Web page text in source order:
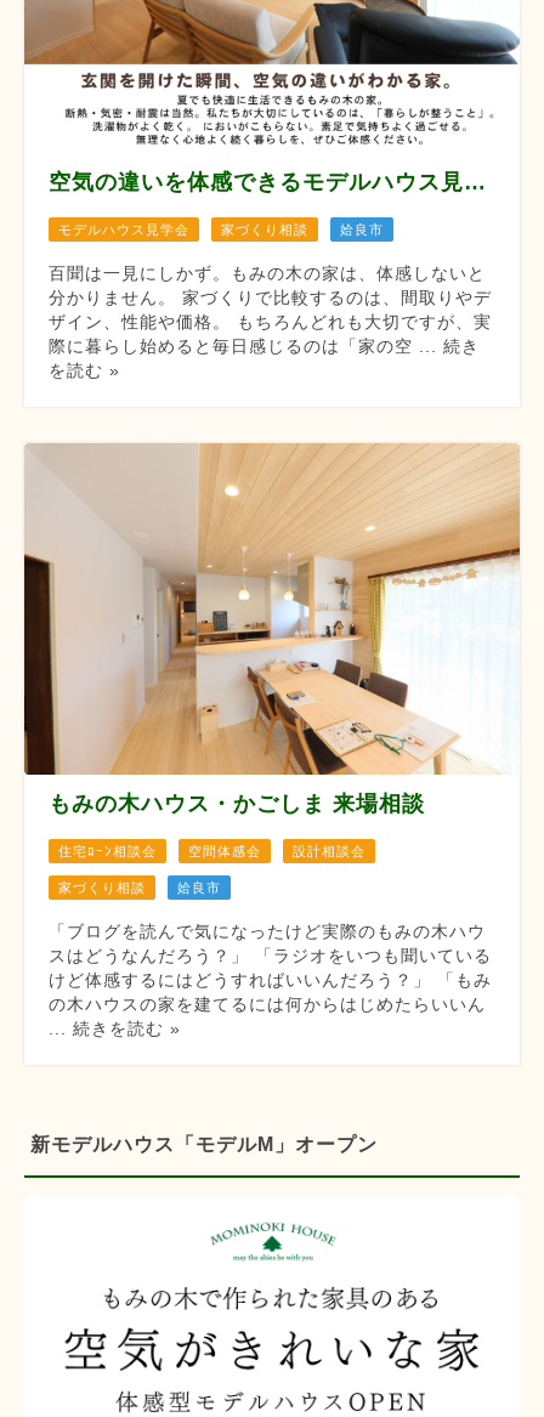
空気の違いを体感できるモデルハウス見学会 【8月12/13/14/22/23/29/30】
モデルハウス見学会 家づくり相談 姶良市
百聞は一見にしかず。もみの木の家は、体感しないと
分かりません。 家づくりで比較するのは、間取りやデ
ザイン、性能や価格。 もちろんどれも大切ですが、実
際に暮らし始めると毎日感じるのは「家の空 ... 続き
を読む »
もみの木ハウス・かごしま 来場相談
住宅ﾛｰﾝ相談会 空間体感会 設計相談会
家づくり相談 姶良市
「ブログを読んで気になったけど実際のもみの木ハウ
スはどうなんだろう？」 「ラジオをいつも聞いている
けど体感するにはどうすればいいんだろう？」 「もみ
の木ハウスの家を建てるには何からはじめたらいいん
... 続きを読む »
新モデルハウス「モデルM」オープン